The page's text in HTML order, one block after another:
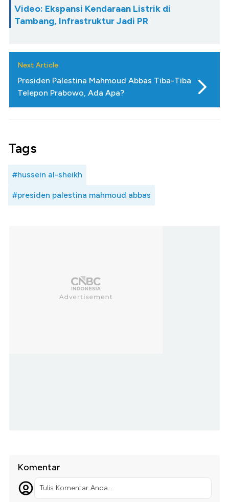
Video: Ekspansi Kendaraan Listrik di
Tambang, Infrastruktur Jadi PR
Next Article
Presiden Palestina Mahmoud Abbas Tiba-Tiba
Telepon Prabowo, Ada Apa?
Tags
#hussein al-sheikh
#presiden palestina mahmoud abbas
Komentar
Tulis Komentar Anda...